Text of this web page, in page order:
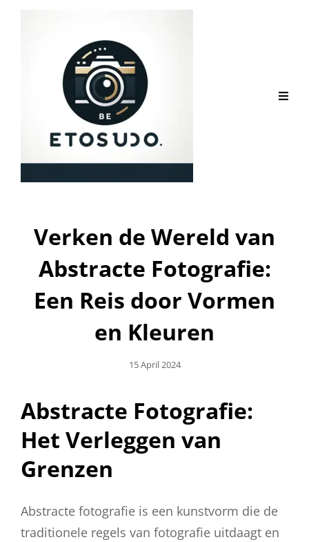
Verken de Wereld van
Abstracte Fotografie:
Een Reis door Vormen
en Kleuren
Geplaatst
15 April 2024
Abstracte Fotografie:
Het Verleggen van
Grenzen
Abstracte fotografie is een kunstvorm die de
traditionele regels van fotografie uitdaagt en